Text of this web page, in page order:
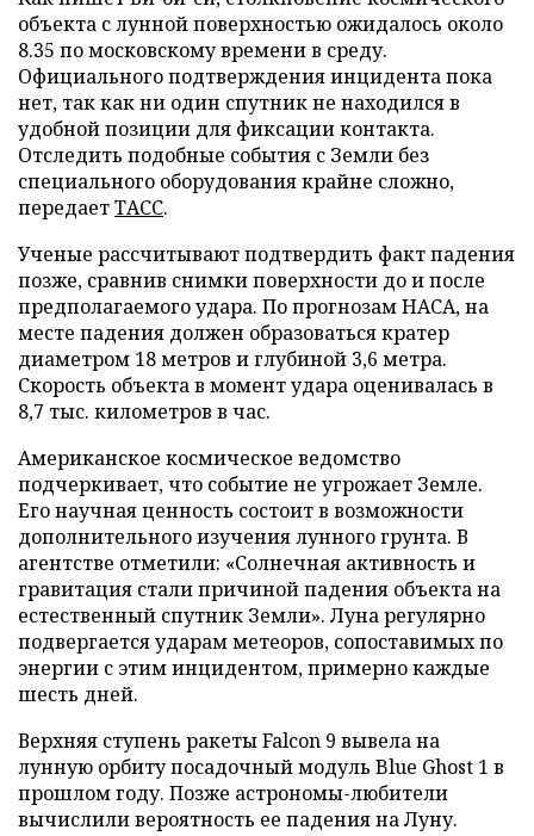
объекта с лунной поверхностью ожидалось около
8.35 по московскому времени в среду.
Официального подтверждения инцидента пока
нет, так как ни один спутник не находился в
удобной позиции для фиксации контакта.
Отследить подобные события с Земли без
специального оборудования крайне сложно,
передаетТАСС.
Ученые рассчитывают подтвердить факт падения
позже, сравнив снимки поверхности до и после
предполагаемого удара. По прогнозам НАСА, на
месте падения должен образоваться кратер
диаметром 18 метров и глубиной 3,6 метра.
Скорость объекта в момент удара оценивалась в
8,7 тыс. километров в час.
Американское космическое ведомство
подчеркивает, что событие не угрожает Земле.
Его научная ценность состоит в возможности
дополнительного изучения лунного грунта. В
агентстве отметили: «Солнечная активность и
гравитация стали причиной падения объекта на
естественный спутник Земли». Луна регулярно
подвергается ударам метеоров, сопоставимых по
энергии с этим инцидентом, примерно каждые
шесть дней.
Верхняя ступень ракеты Falcon 9 вывела на
лунную орбиту посадочный модуль Blue Ghost 1 в
прошлом году. Позже астрономы-любители
вычислили вероятность ее падения на Луну.